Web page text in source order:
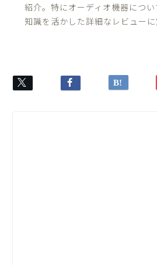
紹介。特にオーディオ機器につ
知識を活かした詳細なレビューに